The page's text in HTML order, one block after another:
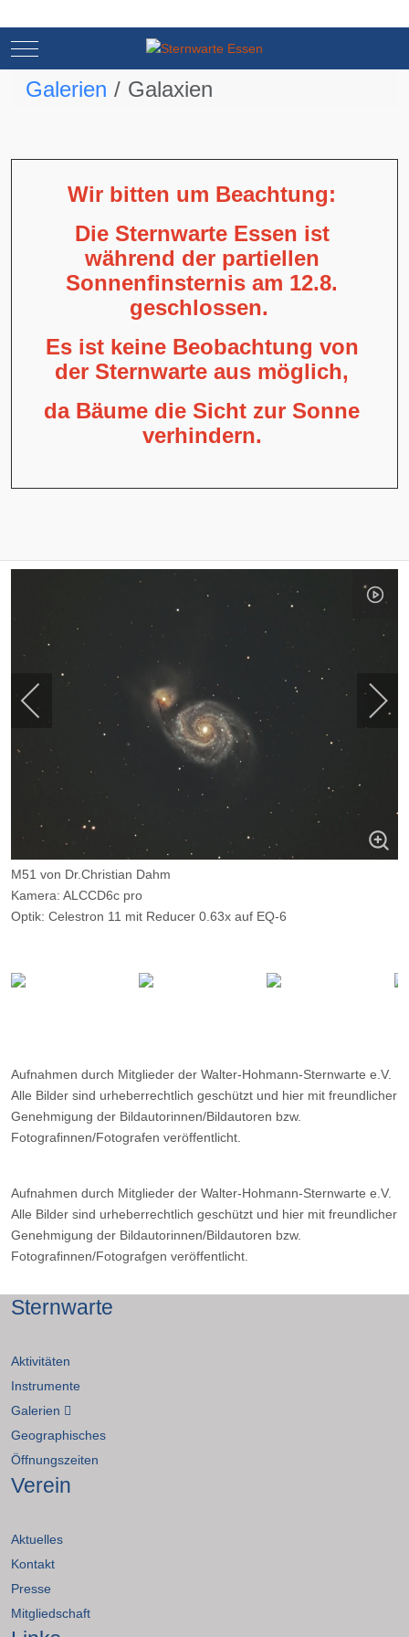
Mobile Menu Toggle
Galerien Galaxien
Wir bitten um Beachtung:
Die Sternwarte Essen ist
während der partiellen
Sonnenfinsternis am 12.8.
geschlossen.
Es ist keine Beobachtung von
der Sternwarte aus möglich,
da Bäume die Sicht zur Sonne
verhindern.
M51 von Dr.Christian Dahm
Kamera: ALCCD6c pro
Optik: Celestron 11 mit Reducer 0.63x auf EQ-6
Aufnahmen durch Mitglieder der Walter-Hohmann-Sternwarte e.V.
Alle Bilder sind urheberrechtlich geschützt und hier mit freundlicher
Genehmigung der Bildautorinnen/Bildautoren bzw.
Fotografinnen/Fotografen veröffentlicht.
Aufnahmen durch Mitglieder der Walter-Hohmann-Sternwarte e.V.
Alle Bilder sind urheberrechtlich geschützt und hier mit freundlicher
Genehmigung der Bildautorinnen/Bildautoren bzw.
Fotografinnen/Fotografgen veröffentlicht.
Sternwarte
Aktivitäten
Instrumente
Galerien
Geographisches
Öffnungszeiten
Verein
Aktuelles
Kontakt
Presse
Mitgliedschaft